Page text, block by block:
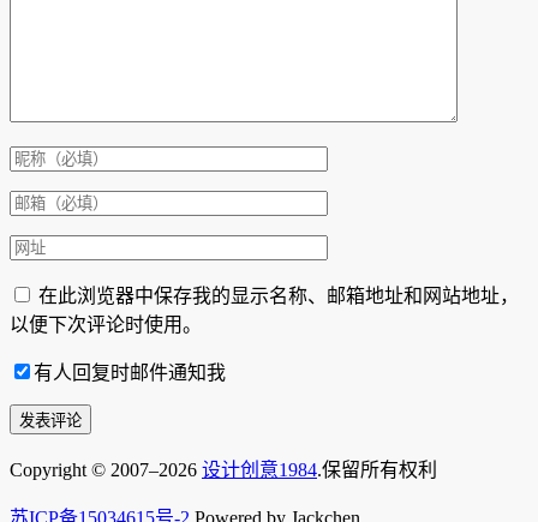
在此浏览器中保存我的显示名称、邮箱地址和网站地址，
以便下次评论时使用。
有人回复时邮件通知我
Copyright © 2007–2026 设计创意1984.保留所有权利
苏ICP备15034615号-2 Powered by Jackchen